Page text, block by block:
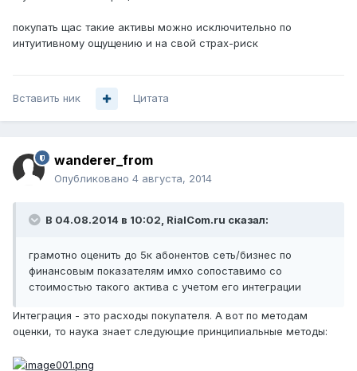
покупать щас такие активы можно исключительно по
интуитивному ощущению и на свой страх-риск
Вставить ник Цитата
wanderer_from
Опубликовано 4 августа, 2014
В 04.08.2014 в 10:02, RialCom.ru сказал:
грамотно оценить до 5к абонентов сеть/бизнес по
финансовым показателям имхо сопоставимо со
стоимостью такого актива с учетом его интеграции
Интеграция - это расходы покупателя. А вот по методам
оценки, то наука знает следующие принципиальные методы: